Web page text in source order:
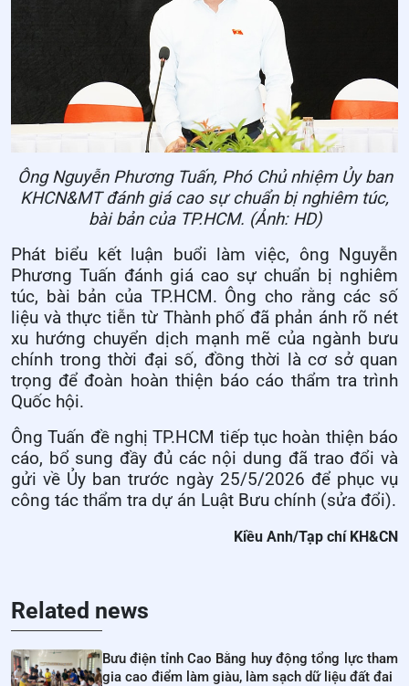
Ông Nguyễn Phương Tuấn, Phó Chủ nhiệm Ủy ban
KHCN&MT đánh giá cao sự chuẩn bị nghiêm túc,
bài bản của TP.HCM. (Ảnh: HD)
Phát biểu kết luận buổi làm việc, ông Nguyễn
Phương Tuấn đánh giá cao sự chuẩn bị nghiêm
túc, bài bản của TP.HCM. Ông cho rằng các số
liệu và thực tiễn từ Thành phố đã phản ánh rõ nét
xu hướng chuyển dịch mạnh mẽ của ngành bưu
chính trong thời đại số, đồng thời là cơ sở quan
trọng để đoàn hoàn thiện báo cáo thẩm tra trình
Quốc hội.
Ông Tuấn đề nghị TP.HCM tiếp tục hoàn thiện báo
cáo, bổ sung đầy đủ các nội dung đã trao đổi và
gửi về Ủy ban trước ngày 25/5/2026 để phục vụ
công tác thẩm tra dự án Luật Bưu chính (sửa đổi).
Kiều Anh/Tạp chí KH&CN
Related news
Bưu điện tỉnh Cao Bằng huy động tổng lực tham
gia cao điểm làm giàu, làm sạch dữ liệu đất đai